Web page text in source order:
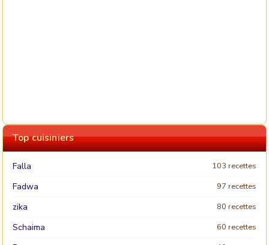
Top cuisiniers
Falla 103 recettes
Fadwa 97 recettes
zika 80 recettes
Schaima 60 recettes